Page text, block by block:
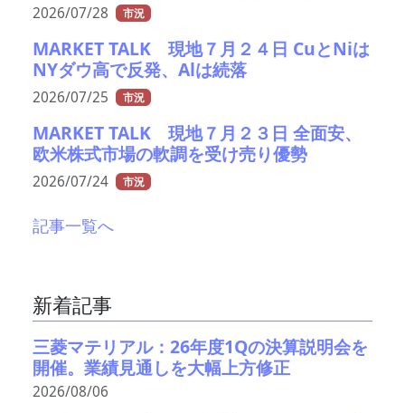
2026/07/28 市況
MARKET TALK 現地７月２４日 CuとNiは
NYダウ高で反発、Alは続落
2026/07/25 市況
MARKET TALK 現地７月２３日 全面安、
欧米株式市場の軟調を受け売り優勢
2026/07/24 市況
記事一覧へ
新着記事
三菱マテリアル：26年度1Qの決算説明会を
開催。業績見通しを大幅上方修正
2026/08/06